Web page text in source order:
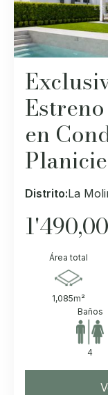
en
Distrito:La
Área total
1,085m²
Baños
4